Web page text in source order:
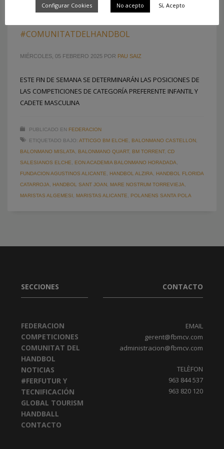
#COMUNITATDELHANDBOL
MIÉRCOLES, 05 FEBRERO 2025 POR PAU SAIZ
ESTE FIN DE SEMANA SE DETERMINARÁN LAS POSICIONES DE
LAS COMPETICIONES DE CATEGORÍA PREFERENTE INFANTIL Y
CADETE MASCULINA
PUBLICADO EN FEDERACION
ETIQUETADO BAJO: ATTICGO BM ELCHE BALONMANO CASTELLON
BALONMANO MISLATA
BALONMANO QUART, BM TORRENT, CD
SALESIANOS ELCHE
EON ACADEMIA BALONMANO HORADADA
FUNDACION AGUSTINOS ALICANTE
HANDBOL ALZIRA
HANDBOL FLORIDA
CATARROJA
HANDBOL SANT JOAN MARE NOSTRUM TORREVIEJA
MARISTAS ALGEMESI
MARISTAS ALICANTE POLANENS SANTA POLA
SECCIONES
FEDERACION
COMPETICIONES
COMUNITAT DEL
HANDBOL
NOTICIAS
#FERFUTUR Y
TECNIFICACIÓN
GLOBAL TOURISM
HANDBALL
CONTACTO
CONTACTO
EMAIL
gerent@fbmcv.com
administracion@fbmcv.com
TELÈFON
963 844 537
963 820 120
Configurar Cookies No acepto Sí, Acepto